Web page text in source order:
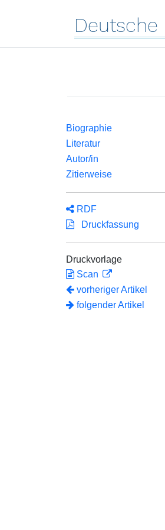
Deutsche
Biographie
Literatur
Autor/in
Zitierweise
RDF
Druckfassung
Druckvorlage
Scan
vorheriger Artikel
folgender Artikel